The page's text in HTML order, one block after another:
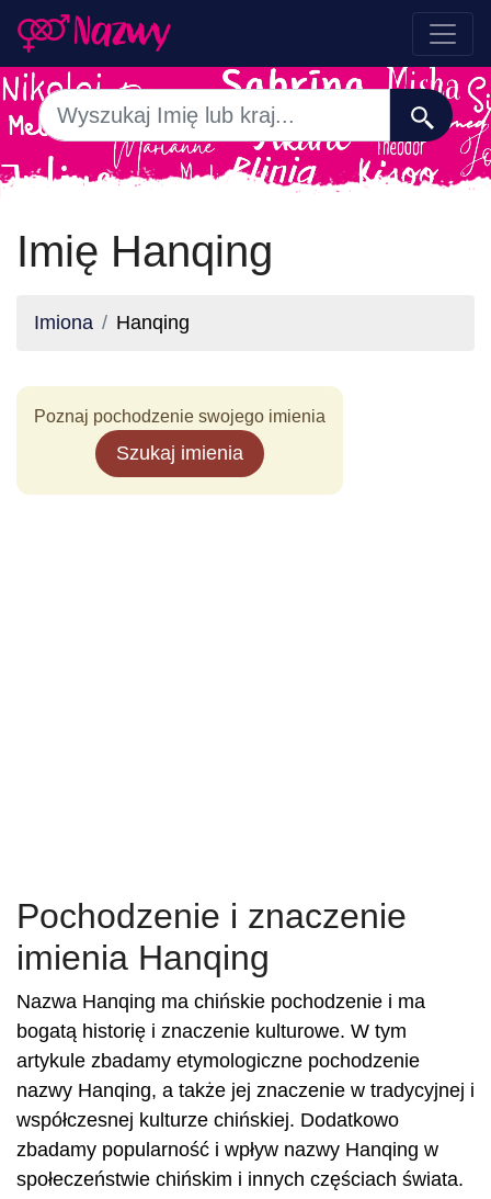
Imię Hanqing
Imiona Hanqing
Poznaj pochodzenie swojego imienia
Szukaj imienia
Pochodzenie i znaczenie
imienia Hanqing
Nazwa Hanqing ma chińskie pochodzenie i ma
bogatą historię i znaczenie kulturowe. W tym
artykule zbadamy etymologiczne pochodzenie
nazwy Hanqing, a także jej znaczenie w tradycyjnej i
współczesnej kulturze chińskiej. Dodatkowo
zbadamy popularność i wpływ nazwy Hanqing w
społeczeństwie chińskim i innych częściach świata.